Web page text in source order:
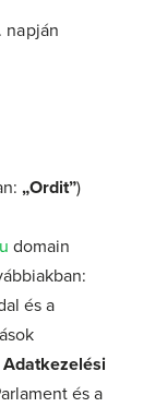
napján
„Ordit”)
domain
és a
Adatkezelési
és a